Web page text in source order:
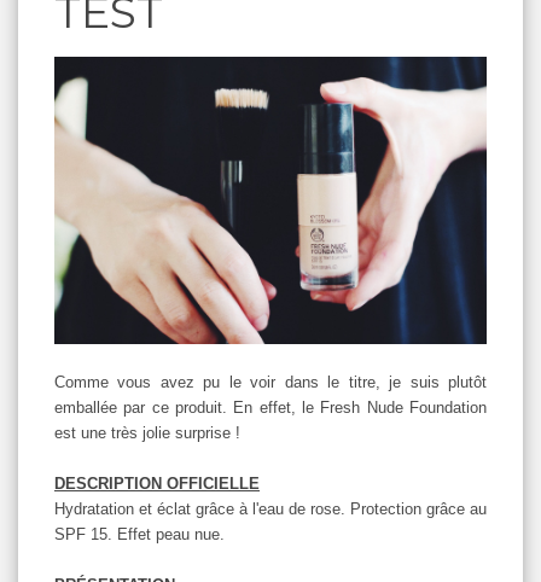
TEST
Comme vous avez pu le voir dans le titre, je suis plutôt
emballée par ce produit. En effet, le Fresh Nude Foundation
est une très jolie surprise !
DESCRIPTION OFFICIELLE
Hydratation et éclat grâce à l'eau de rose. Protection grâce au
SPF 15. Effet peau nue.